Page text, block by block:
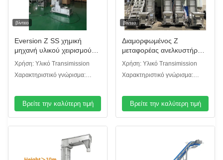
βίντεο
Eversion Ζ SS χημική
μηχανή υλικού χειρισμού
μορίων μαζικών σκονών
ανελκυστήρων κάδων
τύπων μεταβιβάζοντας
Χρήση: Υλικό Transimission
Χαρακτηριστικό γνώρισμα:
Βρείτε την καλύτερη τιμή
βίντεο
Διαμορφωμένος Ζ
μεταφορέας ανελκυστήρων
κάδων για τη μεταφορά
σκονών φασολιών
Χρήση: Υλικό Transimission
Χαρακτηριστικό γνώρισμα:
Βρείτε την καλύτερη τιμή